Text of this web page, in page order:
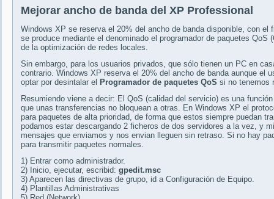
Mejorar ancho de banda del XP Professional
Windows XP se reserva el 20% del ancho de banda disponible, con
se produce mediante el denominado el programador de paquetes
de la optimización de redes locales.
Sin embargo, para los usuarios privados, que sólo tienen un PC en
contrario. Windows XP reserva el 20% del ancho de banda aunque el
optar por desintalar el Programador de paquetes QoS si no tenemos
Resumiendo viene a decir: El QoS (calidad del servicio) es una
que unas transferencias no bloquean a otras. En Windows XP el
para paquetes de alta prioridad, de forma que estos siempre puedan
podamos estar descargando 2 ficheros de dos servidores a la vez, y
mensajes que enviamos y nos envian lleguen sin retraso. Si no hay
para transmitir paquetes normales.
1) Entrar como administrador.
2) Inicio, ejecutar, escribid: gpedit.msc
3) Aparecen las directivas de grupo, id a Configuración de Equipo.
4) Plantillas Administrativas